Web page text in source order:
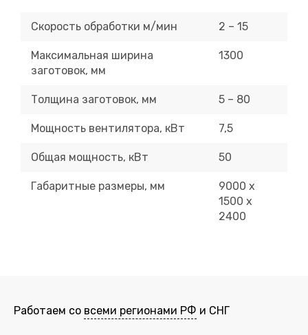
Скорость обработки м/мин 2 – 15
Максимальная ширина
заготовок, мм
1300
Толщина заготовок, мм 5 – 80
Мощность вентилятора, кВт 7,5
Общая мощность, кВт 50
Габаритные размеры, мм
9000 х
1500 х
2400
Работаем со всеми регионами РФ и СНГ